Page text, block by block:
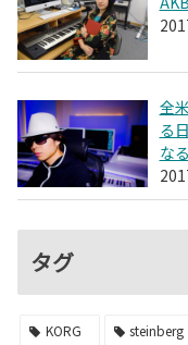
全
る
な
タグ
KORG steinberg